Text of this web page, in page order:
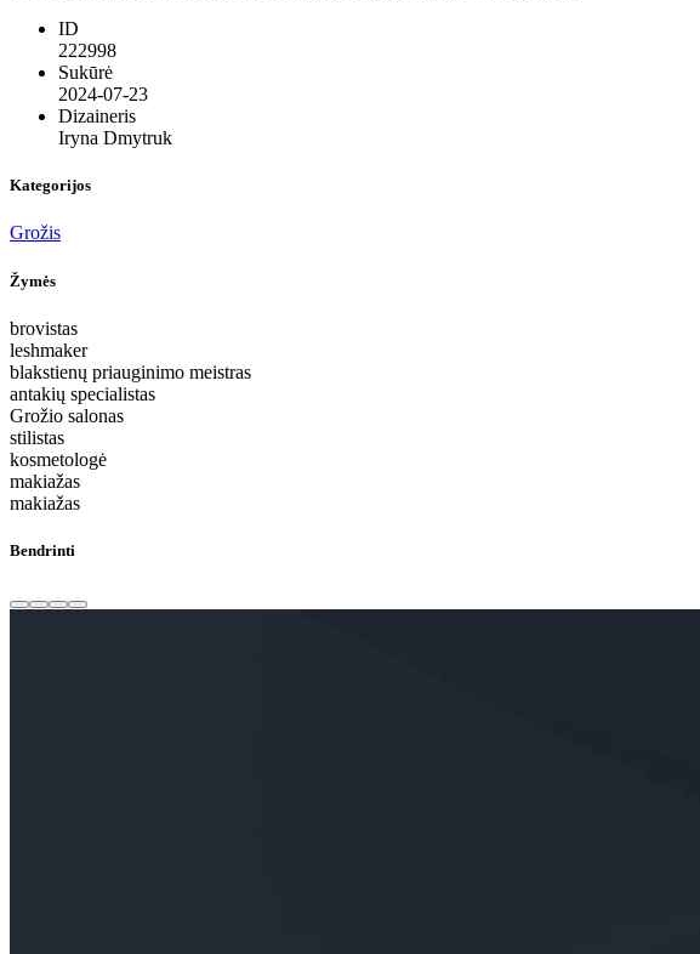
ID
222998
Sukūrė
2024-07-23
Dizaineris
Iryna Dmytruk
Kategorijos
Grožis
Žymės
brovistas
leshmaker
blakstienų priauginimo meistras
antakių specialistas
Grožio salonas
stilistas
kosmetologė
makiažas
makiažas
Bendrinti